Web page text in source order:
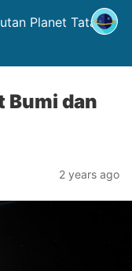
Planet Tata
Bumi dan
2 years ago